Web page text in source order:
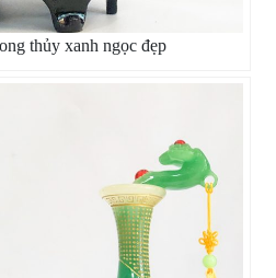
thủy xanh ngọc đẹp